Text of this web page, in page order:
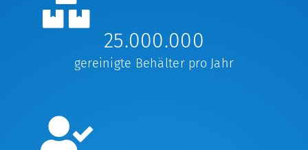
25.000.000
gereinigte Behälter pro Jahr